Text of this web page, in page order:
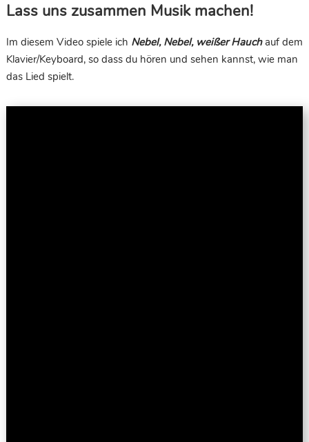
Lass uns zusammen Musik machen!
Im diesem Video spiele ich Nebel, Nebel, weißer Hauchauf dem
Klavier/Keyboard, so dass du hören und sehen kannst, wie man
das Lied spielt.